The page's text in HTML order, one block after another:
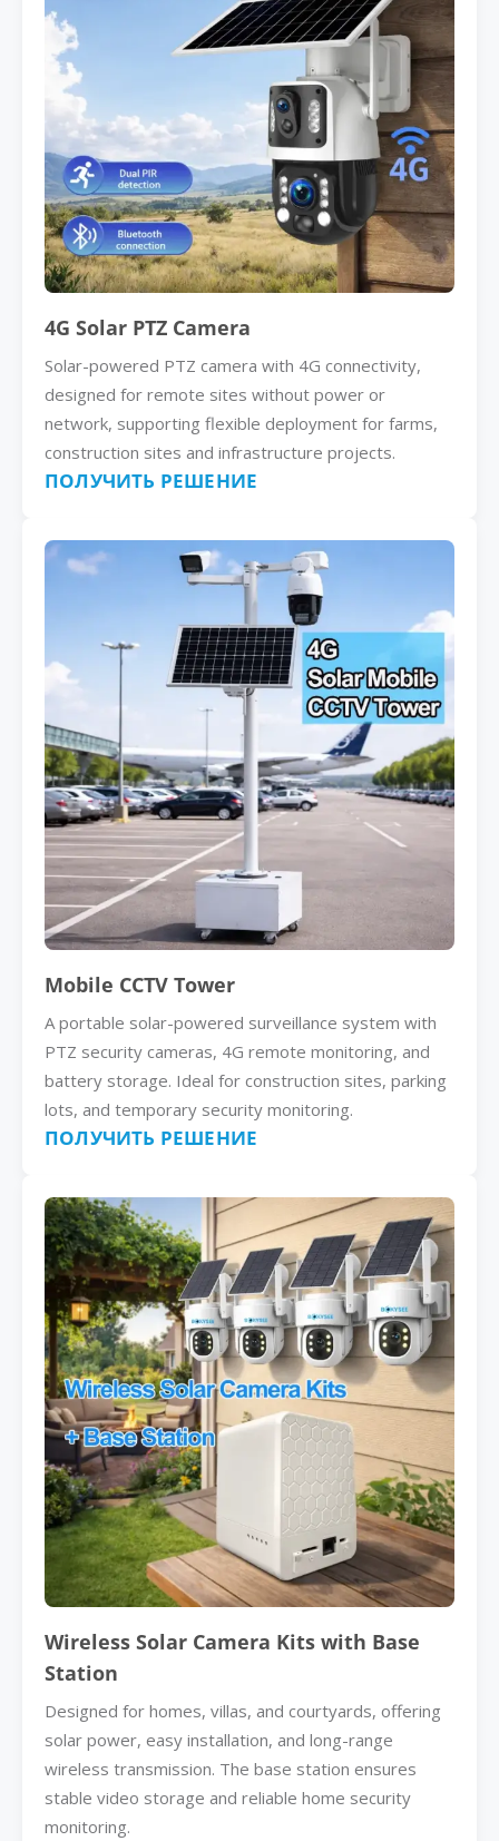
4G Solar PTZ Camera
Solar-powered PTZ camera with 4G connectivity,
designed for remote sites without power or
network, supporting flexible deployment for farms,
construction sites and infrastructure projects.
ПОЛУЧИТЬ РЕШЕНИЕ
Mobile CCTV Tower
A portable solar-powered surveillance system with
PTZ security cameras, 4G remote monitoring, and
battery storage. Ideal for construction sites, parking
lots, and temporary security monitoring.
ПОЛУЧИТЬ РЕШЕНИЕ
Wireless Solar Camera Kits with Base
Station
Designed for homes, villas, and courtyards, offering
solar power, easy installation, and long-range
wireless transmission. The base station ensures
stable video storage and reliable home security
monitoring.